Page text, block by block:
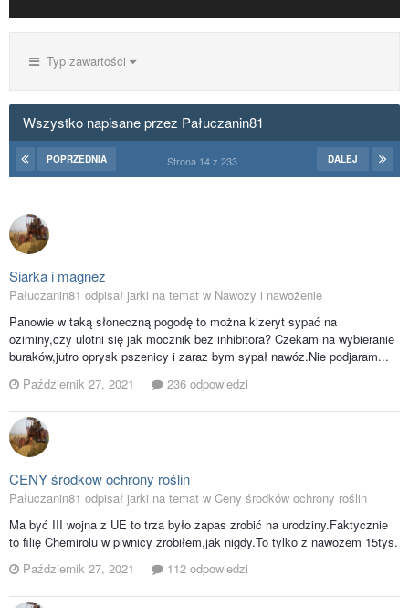
Typ zawartości
Wszystko napisane przez Pałuczanin81
POPRZEDNIA DALEJ
Strona 14 z 233
Siarka i magnez
Pałuczanin81 odpisał jarki na temat w Nawozy i nawożenie
Panowie w taką słoneczną pogodę to można kizeryt sypać na
oziminy,czy ulotni się jak mocznik bez inhibitora? Czekam na wybieranie
buraków,jutro oprysk pszenicy i zaraz bym sypał nawóz.Nie podjaram...
Październik 27, 2021
236 odpowiedzi
CENY środków ochrony roślin
Pałuczanin81 odpisał jarki na temat w Ceny środków ochrony roślin
Ma być III wojna z UE to trza było zapas zrobić na urodziny.Faktycznie
to filię Chemirolu w piwnicy zrobiłem,jak nigdy.To tylko z nawozem 15tys.
Październik 27, 2021
112 odpowiedzi